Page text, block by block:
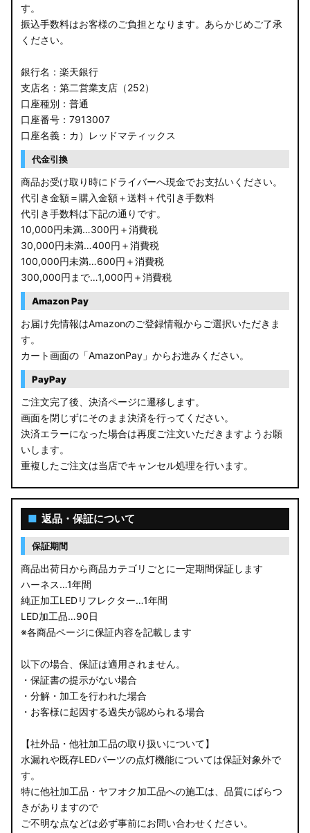
す。
振込手数料はお客様のご負担となります。あらかじめご了承
ください。
銀行名：楽天銀行
支店名：第二営業支店（252）
口座種別：普通
口座番号：7913007
口座名義：カ）レッドマティックス
代金引換
商品お受け取り時にドライバーへ現金でお支払いください。
代引き金額＝購入金額＋送料＋代引き手数料
代引き手数料は下記の通りです。
10,000円未満…300円＋消費税
30,000円未満…400円＋消費税
100,000円未満…600円＋消費税
300,000円まで…1,000円＋消費税
Amazon Pay
お届け先情報はAmazonのご登録情報からご選択いただきま
す。
カート画面の「AmazonPay」からお進みください。
PayPay
ご注文完了後、決済ページに遷移します。
画面を閉じずにそのまま決済を行ってください。
決済エラーになった場合は再度ご注文いただきますようお願
いします。
重複したご注文は当店でキャンセル処理を行います。
■ 返品・保証について
保証期間
商品出荷日から商品カテゴリごとに一定期間保証します
ハーネス…1年間
純正加工LEDリフレクター…1年間
LED加工品…90日
※各商品ページに保証内容を記載します
以下の場合、保証は適用されません。
・保証書の提示がない場合
・分解・加工を行われた場合
・お客様に起因する過失が認められる場合
【社外品・他社加工品の取り扱いについて】
水漏れや既存LEDパーツの点灯機能については保証対象外で
す。
特に他社加工品・ヤフオク加工品への施工は、品質にばらつ
きがありますので
ご不明な点などは必ず事前にお問い合わせください。